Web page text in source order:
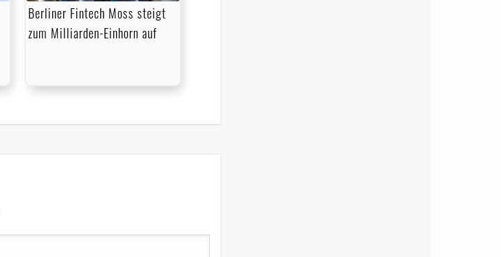
Berliner Fintech Moss steigt
zum Milliarden-Einhorn auf